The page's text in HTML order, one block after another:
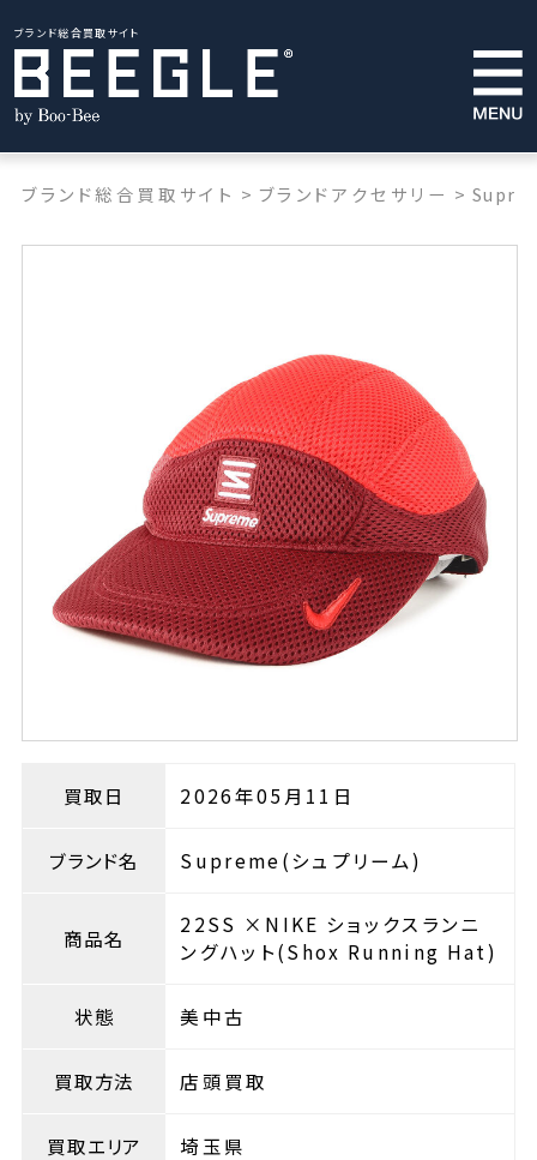
ブランド総合買取サイト
ブランド総合買取サイト > ブランドアクセサリー >
買取日 2026年05月11日
ブランド名 Supreme(シュプリーム)
商品名
22SS ×NIKE ショックスランニ
ングハット(Shox Running Hat)
状態 美中古
買取方法 店頭買取
買取エリア 埼玉県